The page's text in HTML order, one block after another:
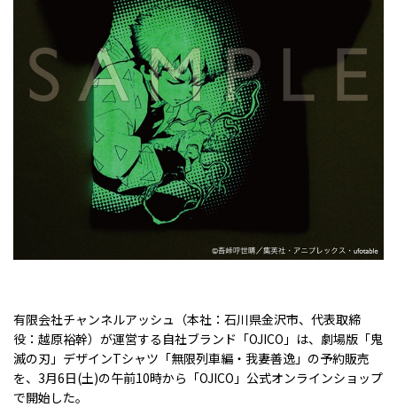
有限会社チャンネルアッシュ（本社：石川県金沢市、代表取締
役：越原裕幹）が運営する自社ブランド「OJICO 」は、劇場版「鬼
滅の刃」デザインTシャツ「無限列車編・我妻善逸」の予約販売
を、 3月6日(土)の午前10時から「OJICO 」公式オンラインショップ
で開始した。